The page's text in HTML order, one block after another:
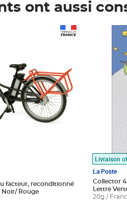
ont aussi
facteur, reconditionné
Noir/ Rouge
Livraison
La Poste
Collector
Lettre
20g /
Prix